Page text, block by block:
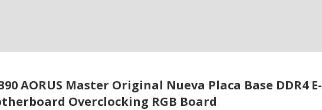
AORUS Master Original Nueva Placa Base DDR4 E-
Overclocking RGB Board